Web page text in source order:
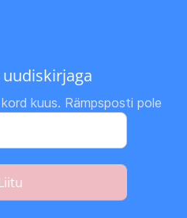
kuus. Rämpsposti pole